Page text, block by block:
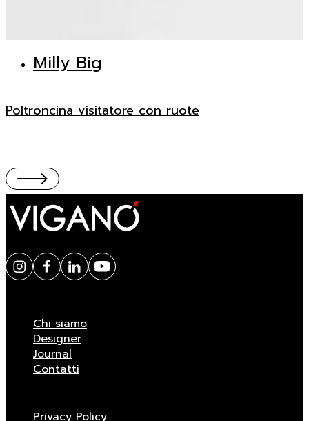
Milly Big
Poltroncina visitatore con ruote
Chi siamo
Designer
Journal
Contatti
Privacy Policy